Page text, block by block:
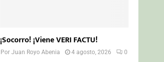
¡Socorro! ¡Viene VERI FACTU!
PorJuan Royo Abenia 4 agosto, 2026 0